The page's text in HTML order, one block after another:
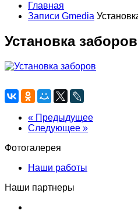
Главная
Записи Gmedia
Установка заборов
« Предыдущее
Следующее »
Фотогалерея
Наши работы
Наши партнеры